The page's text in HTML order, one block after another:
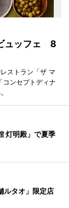
ュッフェ 8
ストラン「ザ マ
コンセプトディナ
灯明殿」で夏季
ルタオ」限定店